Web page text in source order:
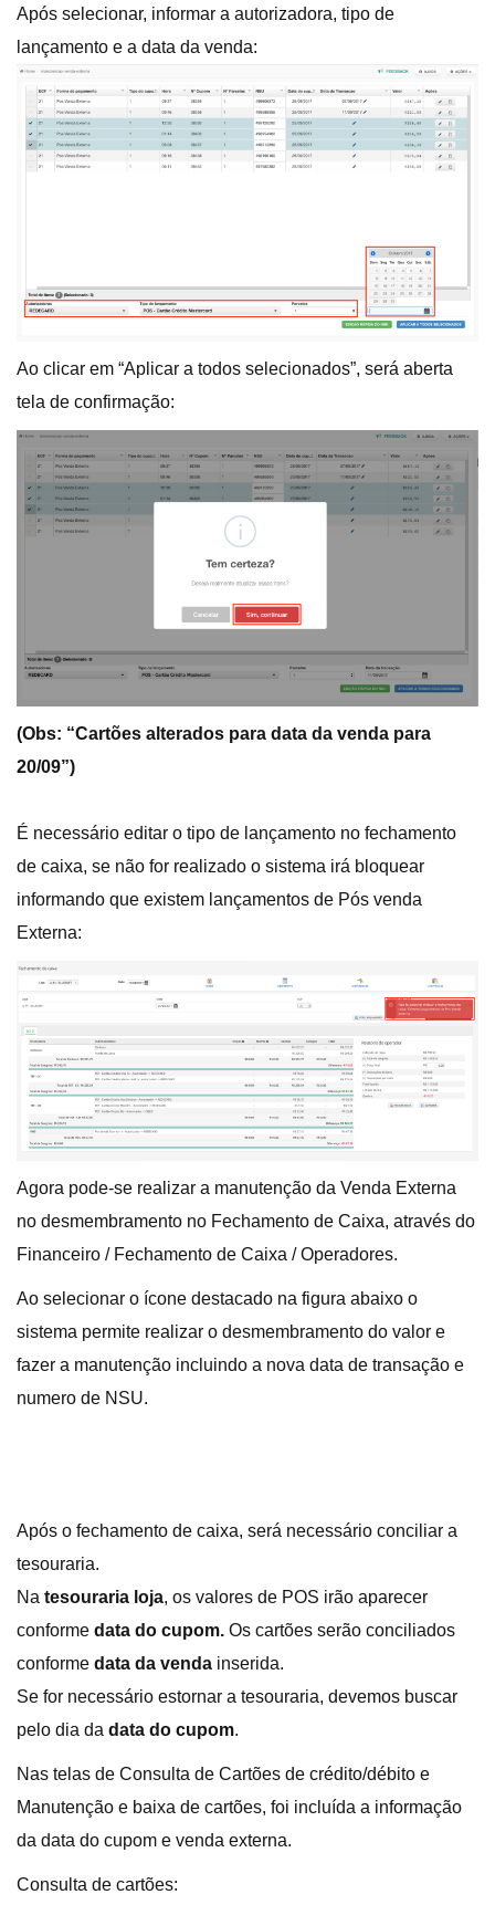
Após selecionar, informar a autorizadora, tipo de
lançamento e a data da venda:
Ao clicar em “Aplicar a todos selecionados”, será aberta
tela de confirmação:
(Obs: “Cartões alterados para data da venda para
20/09”)
É necessário editar o tipo de lançamento no fechamento
de caixa, se não for realizado o sistema irá bloquear
informando que existem lançamentos de Pós venda
Externa:
Agora pode-se realizar a manutenção da Venda Externa
no desmembramento no Fechamento de Caixa, através do
Financeiro / Fechamento de Caixa / Operadores.
Ao selecionar o ícone destacado na figura abaixo o
sistema permite realizar o desmembramento do valor e
fazer a manutenção incluindo a nova data de transação e
numero de NSU.
Após o fechamento de caixa, será necessário conciliar a
tesouraria.
Na tesouraria loja, os valores de POS irão aparecer
conforme data do cupom. Os cartões serão conciliados
conforme data da venda inserida.
Se for necessário estornar a tesouraria, devemos buscar
pelo dia da data do cupom.
Nas telas de Consulta de Cartões de crédito/débito e
Manutenção e baixa de cartões, foi incluída a informação
da data do cupom e venda externa.
Consulta de cartões: